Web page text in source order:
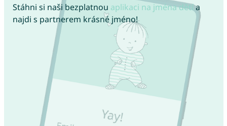
Stáhni si naši bezplatnou aplikaci na jména dětía
najdi s partnerem krásné jméno!